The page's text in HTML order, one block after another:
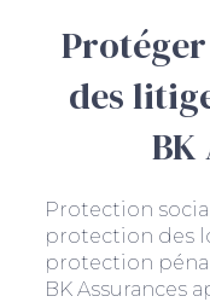
des
BK
Protection
protection des
protection
BK Assurances